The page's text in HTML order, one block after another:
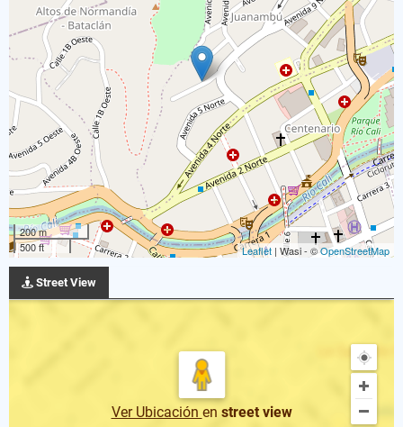
200 m
500 ft
Leaflet | Wasi - ©OpenStreetMap
Street View
Ver Ubicación en street view